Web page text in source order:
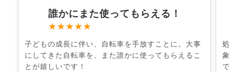
誰かにまた使ってもらえる！
★★★★★
子どもの成長に伴い、自転車を手放すことに。大事
にしてきた自転車を、また誰かに使ってもらえるこ
とが嬉しいです！